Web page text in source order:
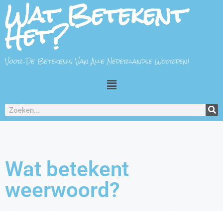
Wat Betekent
Het?
Voor De Betekenis Van Alle Nederlandse Woorden!
Wat betekent
weerwoord?